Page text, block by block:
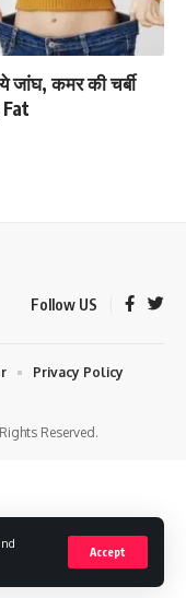
Accept
ये जांघ, कमर की चर्बी
Follow US
Reserved.
Privacy Policy